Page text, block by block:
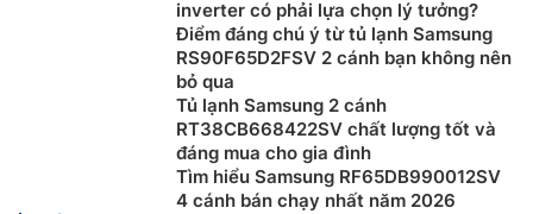
inverter có phải lựa chọn lý tưởng?
Điểm đáng chú ý từ tủ lạnh Samsung
RS90F65D2FSV 2 cánh bạn không nên
bỏ qua
Tủ lạnh Samsung 2 cánh
RT38CB668422SV chất lượng tốt và
đáng mua cho gia đình
Tìm hiểu Samsung RF65DB990012SV
4 cánh bán chạy nhất năm 2026